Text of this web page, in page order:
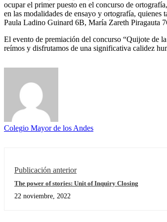
ocupar el primer puesto en el concurso de
en las modalidades de ensayo y ortografía,
Paula Ladino Guinard 6B, María Zareth Piragauta
El evento de premiación del concurso “Quijote de
reímos y disfrutamos de una significativa calidez
Colegio Mayor de los Andes
Publicación anterior
The power of stories: Unit of Inquiry Closing
22 noviembre, 2022